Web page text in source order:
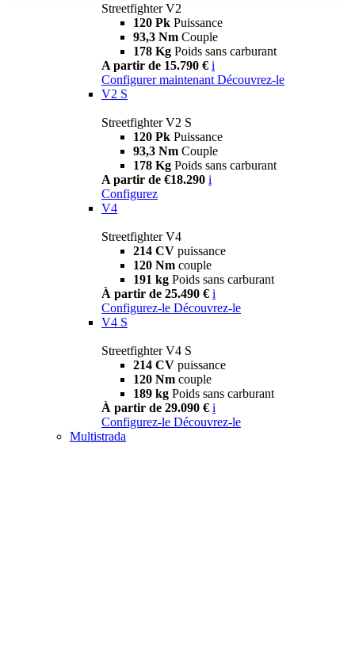
Streetfighter V2
120 Pk Puissance
93,3 Nm Couple
178 Kg Poids sans carburant
A partir de 15.790 € i
Configurer maintenant Découvrez-le
V2 S
Streetfighter V2 S
120 Pk Puissance
93,3 Nm Couple
178 Kg Poids sans carburant
A partir de €18.290 i
Configurez
V4
Streetfighter V4
214 CV puissance
120 Nm couple
191 kg Poids sans carburant
À partir de 25.490 € i
Configurez-le Découvrez-le
V4 S
Streetfighter V4 S
214 CV puissance
120 Nm couple
189 kg Poids sans carburant
À partir de 29.090 € i
Configurez-le Découvrez-le
Multistrada